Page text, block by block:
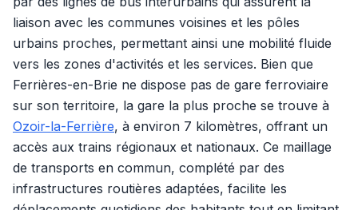
liaison avec les communes voisines et les pôles
urbains proches, permettant ainsi une mobilité fluide
vers les zones d'activités et les services. Bien que
Ferrières-en-Brie ne dispose pas de gare ferroviaire
sur son territoire, la gare la plus proche se trouve à
Ozoir-la-Ferrière, à environ 7 kilomètres, offrant un
accès aux trains régionaux et nationaux. Ce maillage
de transports en commun, complété par des
infrastructures routières adaptées, facilite les